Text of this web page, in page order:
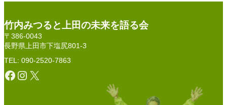
竹内みつると上田の未来を語る会
〒386-0043
長野県上田市下塩尻801-3
TEL: 090-2520-7863
Facebook Instagram X